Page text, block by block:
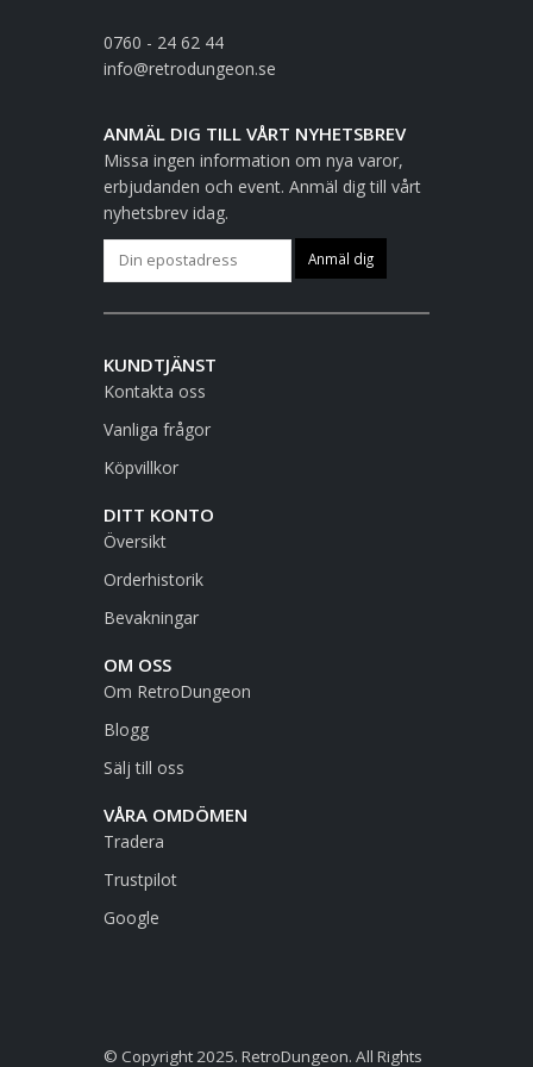
0760 - 24 62 44
info@retrodungeon.se
ANMÄL DIG TILL VÅRT NYHETSBREV
Missa ingen information om nya varor,
erbjudanden och event. Anmäl dig till vårt
nyhetsbrev idag.
KUNDTJÄNST
Kontakta oss
Vanliga frågor
Köpvillkor
DITT KONTO
Översikt
Orderhistorik
Bevakningar
OM OSS
Om RetroDungeon
Blogg
Sälj till oss
VÅRA OMDÖMEN
Tradera
Trustpilot
Google
© Copyright 2025. RetroDungeon. All Rights